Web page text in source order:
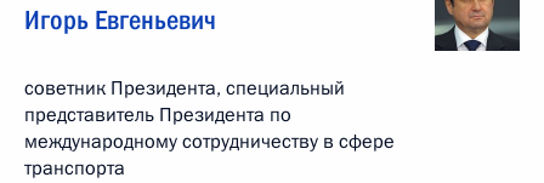
Игорь Евгеньевич
советник Президента, специальный
представитель Президента по
международному сотрудничеству в сфере
транспорта